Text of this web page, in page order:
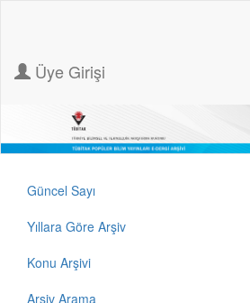
Üye Girişi
Güncel Sayı
Yıllara Göre Arşiv
Konu Arşivi
Arşiv Arama